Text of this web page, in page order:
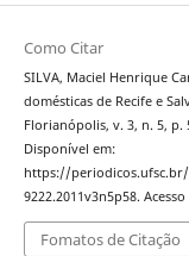
Como Citar
SILVA, Maciel Henrique
domésticas de Recife e
Florianópolis, v. 3, n. 5, p.
Disponível em:
https://
9222.2011v3n5p58.
Fomatos de Citação